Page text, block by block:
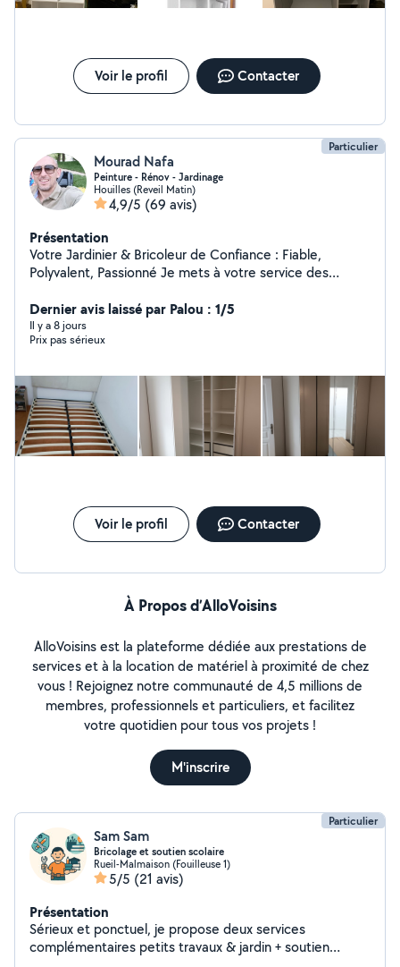
Voir le profil Contacter
Particulier
Mourad Nafa
Peinture - Rénov - Jardinage
Houilles (Reveil Matin)
4,9/5 (69 avis)
Présentation
Votre Jardinier & Bricoleur de Confiance : Fiable,
Polyvalent, Passionné Je mets à votre service des
avec un sens du détail et un goût du travail bien fait.
Jardinage & Aménagement extérieur · Tonte, taille de
haies, désherbage, nettoyage et entretien complet ·
· Création et aménagement d'espaces verts sur-mesure
· Elagage d'arbres · Pose de clôtures, grillages,
palissades Bricolage & Aménagement intérieur ·
Montage et démontage de tous types de meubles ·
Installations diverses : cuisine, étagères, cadres,
installation Pourquoi faire appel à moi ? · Travail soigné
et fiable · Polyvalence pour tous vos petits travaux ·
Conseils personnalisés selon vos besoin Contactez moi
vingts, Soixante-cinq, Soixante-neuf
Dernier avis laissé par Palou : 1/5
Il y a 8 jours
Prix pas sérieux
Voir le profil Contacter
À Propos d’AlloVoisins
AlloVoisins est la plateforme dédiée aux prestations de
services et à la location de matériel à proximité de chez
vous ! Rejoignez notre communauté de 4,5 millions de
membres, professionnels et particuliers, et facilitez
votre quotidien pour tous vos projets !
M'inscrire
Particulier
Sam Sam
Bricolage et soutien scolaire
Rueil-Malmaison (Fouilleuse 1)
5/5 (21 avis)
Présentation
Sérieux et ponctuel, je propose deux services
complémentaires petits travaux & jardin + soutien